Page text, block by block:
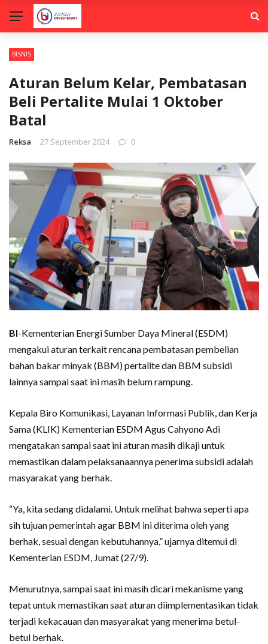
BISNIS
Aturan Belum Kelar, Pembatasan
Beli Pertalite Mulai 1 Oktober
Batal
Reksa 27 September 2024 0
BI-Kementerian Energi Sumber Daya Mineral (ESDM)
mengakui aturan terkait rencana pembatasan pembelian
bahan bakar minyak (BBM) pertalite dan BBM subsidi
lainnya sampai saat ini masih belum rampung.
Kepala Biro Komunikasi, Layanan Informasi Publik, dan Kerja
Sama (KLIK) Kementerian ESDM Agus Cahyono Adi
mengatakan sampai saat ini aturan masih dikaji untuk
memastikan dalam pelaksanaannya penerima subsidi adalah
masyarakat yang berhak.
“Ya, kita sedang didalami. Untuk melihat bahwa seperti apa
sih tujuan pemerintah agar BBM ini diterima oleh yang
berhak, sesuai dengan kebutuhannya,” ujarnya ditemui di
Kementerian ESDM, Jumat (27/9).
Menurutnya, sampai saat ini masih dicari mekanisme yang
tepat untuk memastikan saat aturan diimplementasikan tidak
terjadi kekacauan dan masyarakat yang menerima betul-
betul berhak.